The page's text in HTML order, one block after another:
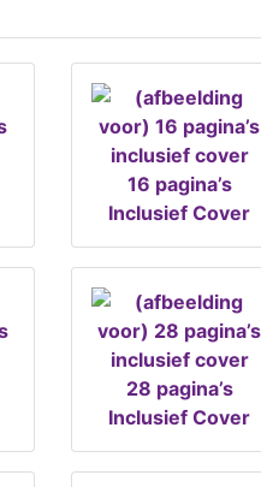
16 pagina’s
Inclusief Cover
28 pagina’s
Inclusief Cover